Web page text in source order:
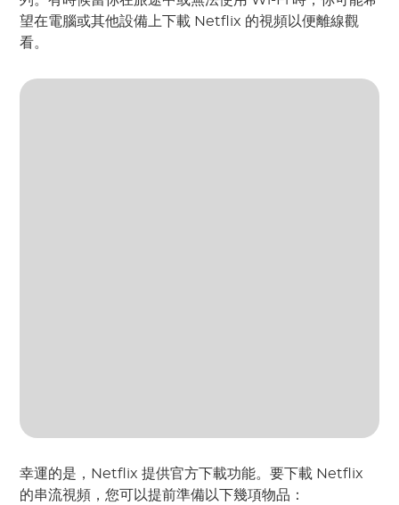
望在電腦或其他設備上下載 Netflix 的視頻以便離線觀
看。
幸運的是，Netflix 提供官方下載功能。要下載 Netflix
的串流視頻，您可以提前準備以下幾項物品：